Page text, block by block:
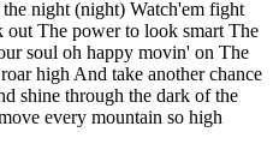
night (night) Watch'em fight
The power to look smart The
soul oh happy movin' on The
high And take another chance
shine through the dark of the
every mountain so high